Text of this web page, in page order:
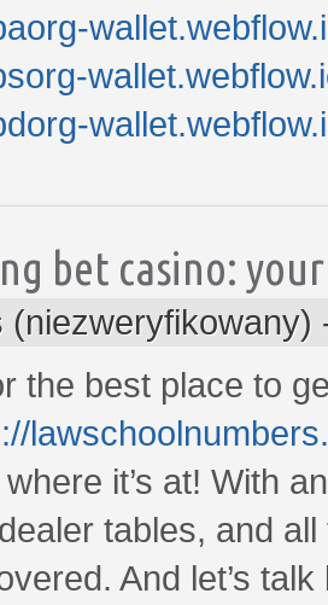
bet casino:
(niezweryfikowany)
the best place to
it’s at! With
tables, and
And let’s